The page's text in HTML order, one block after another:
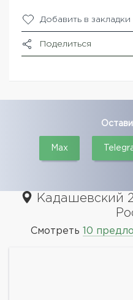
Добавить в закладки
Поделиться
Max
Кадашевский
Смотреть 10